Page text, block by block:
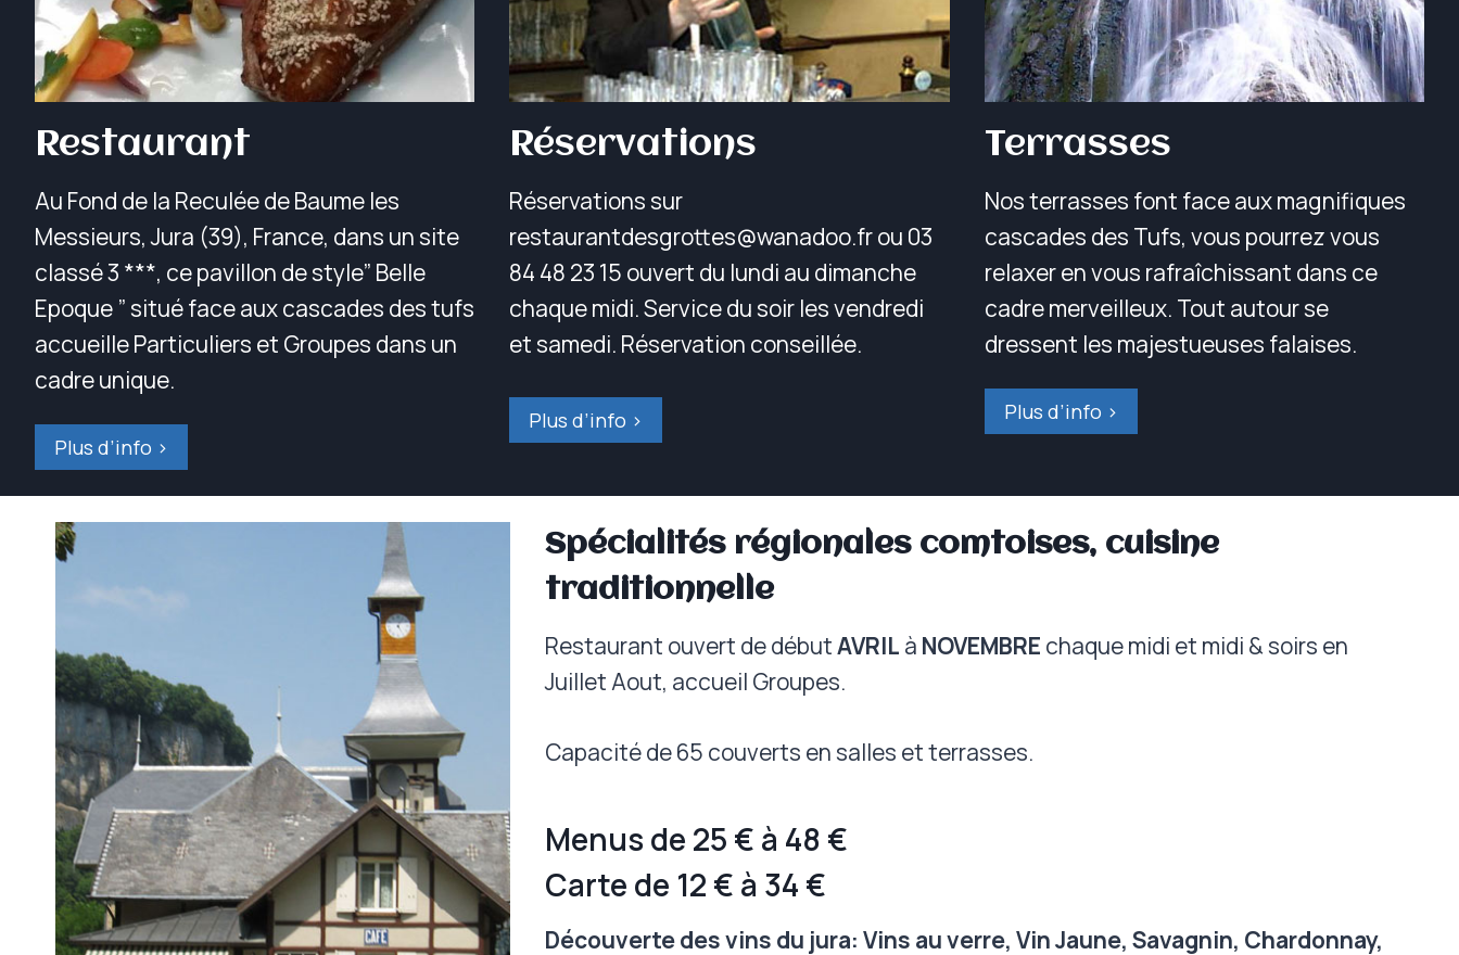
Restaurant
Au Fond de la Reculée de Baume les
Messieurs, Jura (39), France, dans un site
classé 3 ***, ce pavillon de style” Belle
Epoque ” situé face aux cascades des tufs
accueille Particuliers et Groupes dans un
cadre unique.
Plus d’info >
Réservations
Réservations sur
restaurantdesgrottes@wanadoo.fr ou 03
84 48 23 15 ouvert du lundi au dimanche
chaque midi. Service du soir les vendredi
et samedi. Réservation conseillée.
Plus d’info >
Terrasses
Nos terrasses font face aux magnifiques
cascades des Tufs, vous pourrez vous
relaxer en vous rafraîchissant dans ce
cadre merveilleux. Tout autour se
dressent les majestueuses falaises.
Plus d’info >
Spécialités régionales comtoises, cuisine
traditionnelle
Restaurant ouvert de débutAVRIL à NOVEMBRE chaque midi et midi & soirs en
Juillet Aout, accueil Groupes.
Capacité de 65 couverts en salles et terrasses.
Menus de 25 € à 48 €
Carte de 12 € à 34 €
Découverte des vins du jura: Vins au verre, Vin Jaune, Savagnin, Chardonnay,